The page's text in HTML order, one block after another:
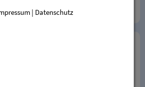
| Datenschutz